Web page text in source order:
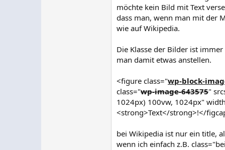
möchte kein Bild mit Text
dass man, wenn man mit der
wie auf Wikipedia.
Die Klasse der Bilder ist
man damit etwas anstellen.
<figure class="wp-block-
class="wp-image-643575"
1024px) 100vw, 1024px"
<strong>Text</strong>!</
bei Wikipedia ist nur ein title,
wenn ich einfach z.B.